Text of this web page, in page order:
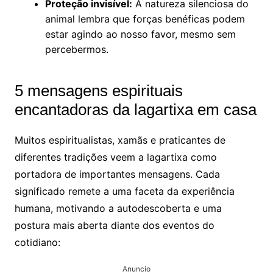
Proteção invisível: A natureza silenciosa do
animal lembra que forças benéficas podem
estar agindo ao nosso favor, mesmo sem
percebermos.
5 mensagens espirituais
encantadoras da lagartixa em casa
Muitos espiritualistas, xamãs e praticantes de
diferentes tradições veem a lagartixa como
portadora de importantes mensagens. Cada
significado remete a uma faceta da experiência
humana, motivando a autodescoberta e uma
postura mais aberta diante dos eventos do
cotidiano:
Anuncio